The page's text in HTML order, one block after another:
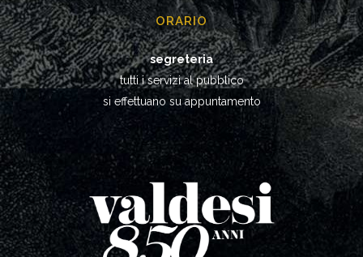
ORARIO
segreteria
tutti i servizi al pubblico
si effettuano su appuntamento